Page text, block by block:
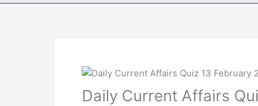
Daily Current Affairs